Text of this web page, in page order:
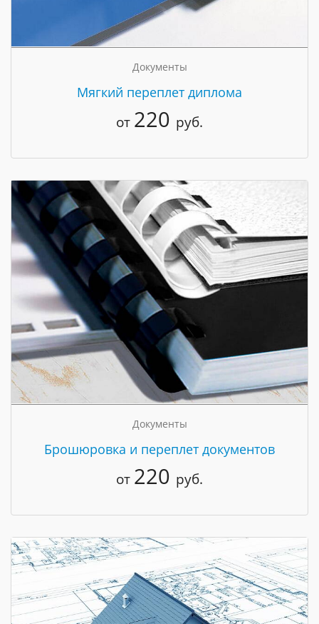
Документы
Мягкий переплет диплома
от 220 руб.
Документы
Брошюровка и переплет документов
от 220 руб.